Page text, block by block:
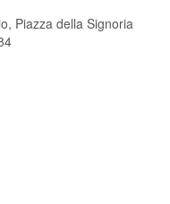
Piazza della Signoria